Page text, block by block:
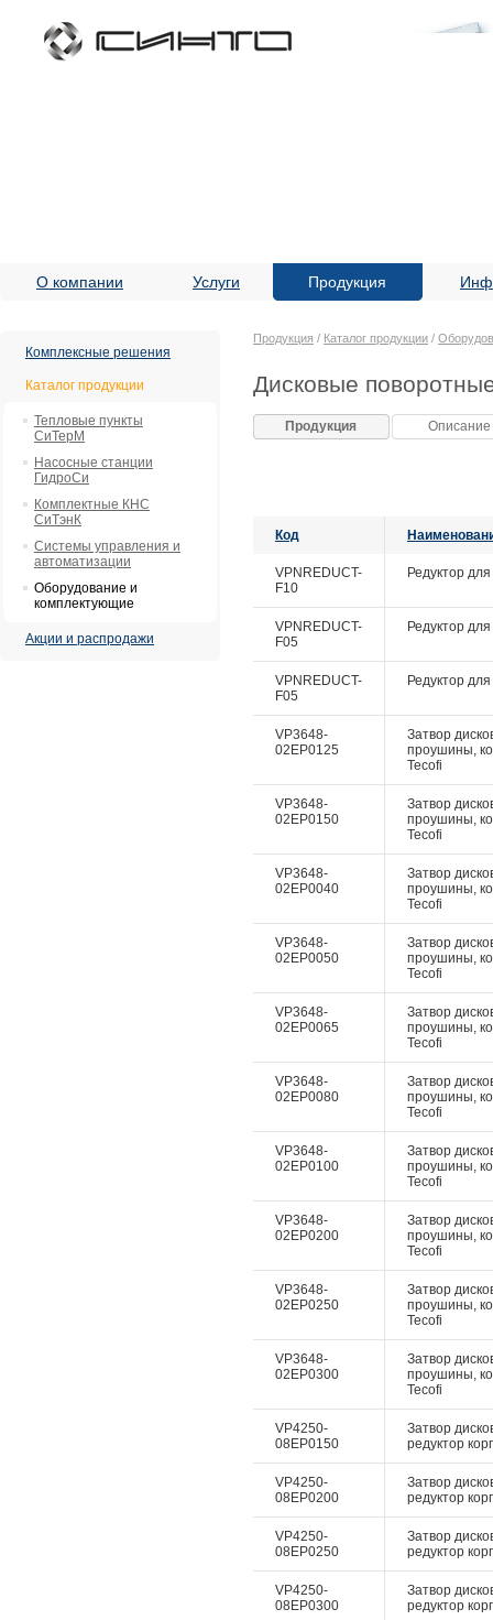
О компании Услуги Продукция
Комплексные решения
Каталог продукции
Тепловые пункты
СиТерМ
Насосные станции
ГидроСи
Комплектные КНС
СиТэнК
Системы управления и
автоматизации
Оборудование и
комплектующие
Акции и распродажи
Продукция / Каталог продукции /
Дисковые
Продукция Описание
Код
VPNREDUCT-
F10
Редуктор
VPNREDUCT-
F05
Редуктор
VPNREDUCT-
F05
Редуктор
VP3648-
02EP0125
Затвор
проушины,
Tecofi
VP3648-
02EP0150
Затвор
проушины,
Tecofi
VP3648-
02EP0040
Затвор
проушины,
Tecofi
VP3648-
02EP0050
Затвор
проушины,
Tecofi
VP3648-
02EP0065
Затвор
проушины,
Tecofi
VP3648-
02EP0080
Затвор
проушины,
Tecofi
VP3648-
02EP0100
Затвор
проушины,
Tecofi
VP3648-
02EP0200
Затвор
проушины,
Tecofi
VP3648-
02EP0250
Затвор
проушины,
Tecofi
VP3648-
02EP0300
Затвор
проушины,
Tecofi
VP4250-
08EP0150
Затвор
редуктор
VP4250-
08EP0200
Затвор
редуктор
VP4250-
08EP0250
Затвор
редуктор
VP4250-
08EP0300
Затвор
редуктор